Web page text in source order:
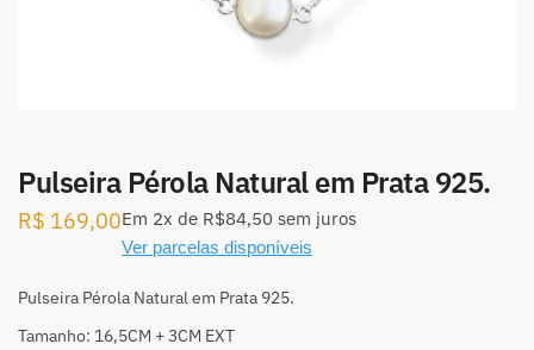
Pulseira Pérola Natural em Prata 925.
R$ 169,00Em 2x de R$84,50 sem juros
Ver parcelas disponíveis
Pulseira Pérola Natural em Prata 925.
Tamanho: 16,5CM + 3CM EXT